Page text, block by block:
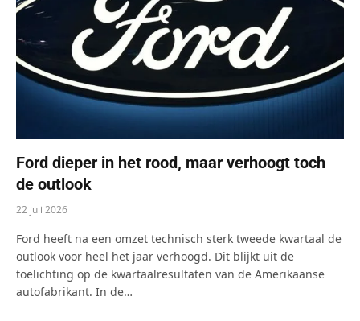
Ford dieper in het rood, maar verhoogt toch
de outlook
22 juli 2026
Ford heeft na een omzet technisch sterk tweede kwartaal de
outlook voor heel het jaar verhoogd. Dit blijkt uit de
toelichting op de kwartaalresultaten van de Amerikaanse
autofabrikant. In de…